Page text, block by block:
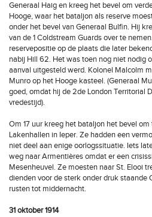
Generaal Haig en kreeg het bevel om
Hooge, waar het bataljon als reserve
onder het bevel van Generaal Bulfin. Hij
van de 1 Coldstream Guards over te
reservepositie op de plaats die later
nabij Hill 62. Het was toen nog niet nodig
aanval uitgesteld werd. Kolonel Malcolm
Munro op het Hooge kasteel. (Generaal
goed, omdat hij de 2de London Territorial
vredestijd).
Om 17 uur kreeg het bataljon het bevel
Lakenhallen in Ieper. Ze hadden een
niet deel aan enige oorlogssituatie. Iets
weg naar Armentières omdat er een
Mesenheuvel. Ze moesten naar St. Elooi
dienden voor de sterk onder druk staande
rusten tot middernacht.
31 oktober 1914